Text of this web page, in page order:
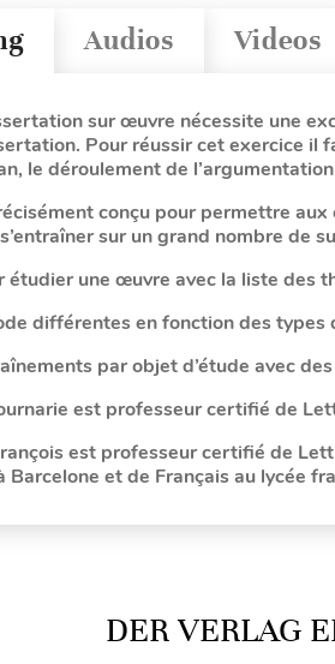
Videos
Audios
sur œuvre nécessite une
Pour réussir cet exercice il
le déroulement de
conçu pour permettre
sur un grand nombre de
étudier une œuvre avec la liste des
différentes en fonction des
par objet d’étude avec
est professeur certifié de
est professeur certifié de
Barcelone et de Français au lycée
DER VERLAG